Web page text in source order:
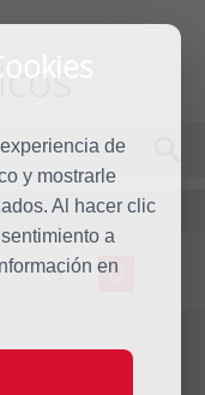
de
y mostrarle
Al hacer clic
a
en
S D